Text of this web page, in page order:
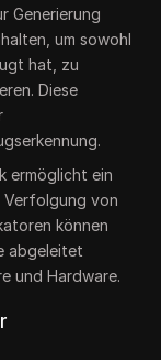
Generierung
um sowohl
hat, zu
Diese
ermöglicht ein
Verfolgung von
können
abgeleitet
und Hardware.